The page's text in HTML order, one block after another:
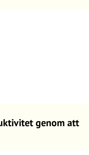
genom att